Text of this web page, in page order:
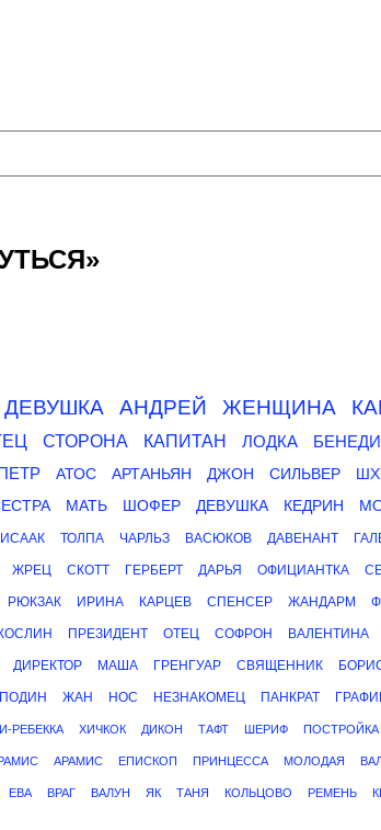
ДЕВУШКА АНДРЕЙ ЖЕНЩИНА
СТОРОНА КАПИТАН ЛОДКА
АТОС АРТАНЬЯН ДЖОН СИЛЬВЕР
МАТЬ ШОФЕР ДЕВУШКА КЕДРИН
ИСААК ТОЛПА ЧАРЛЬЗ ВАСЮКОВ ДАВЕНАНТ
ЖРЕЦ СКОТТ ГЕРБЕРТ ДАРЬЯ ОФИЦИАНТКА
РЮКЗАК ИРИНА КАРЦЕВ СПЕНСЕР ЖАНДАРМ
ПРЕЗИДЕНТ ОТЕЦ СОФРОН ВАЛЕНТИНА
ДИРЕКТОР МАША ГРЕНГУАР СВЯЩЕННИК
ЖАН НОС НЕЗНАКОМЕЦ ПАНКРАТ
РЕБЕККА ХИЧКОК ДИКОН ТАФТ ШЕРИФ ПОСТРОЙКА
АРАМИС ЕПИСКОП ПРИНЦЕССА МОЛОДАЯ
ЕВА ВРАГ ВАЛУН ЯК ТАНЯ КОЛЬЦОВО РЕМЕНЬ